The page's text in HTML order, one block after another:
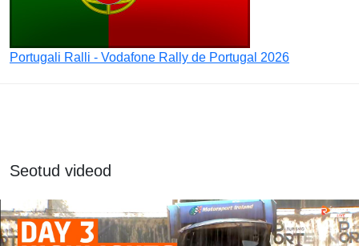
Portugali Ralli - Vodafone Rally de Portugal 2026
Seotud videod